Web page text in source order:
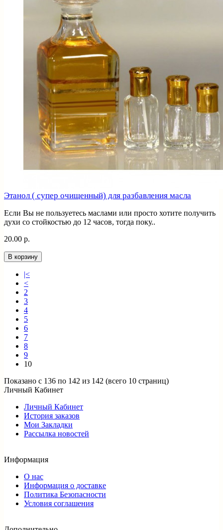
Этанол ( супер очищенный) для разбавления масла
Если Вы не пользуетесь маслами или просто хотите получить
духи со стойкостью до 12 часов, тогда поку..
20.00 р.
В корзину
|<
<
2
3
4
5
6
7
8
9
10
Показано с 136 по 142 из 142 (всего 10 страниц)
Личный Кабинет
Личный Кабинет
История заказов
Мои Закладки
Рассылка новостей
Информация
О нас
Информация о доставке
Политика Безопасности
Условия соглашения